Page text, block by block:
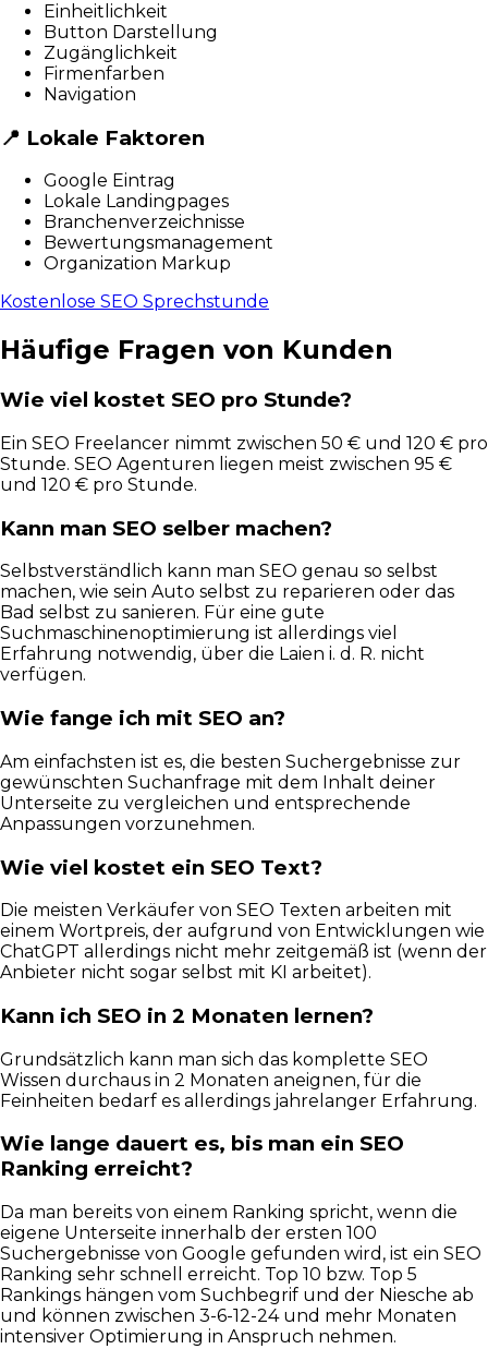
Einheitlichkeit
Button Darstellung
Zugänglichkeit
Firmenfarben
Navigation
📍 Lokale Faktoren
Google Eintrag
Lokale Landingpages
Branchenverzeichnisse
Bewertungsmanagement
Organization Markup
Kostenlose SEO Sprechstunde
Häufige Fragen von Kunden
Wie viel kostet SEO pro Stunde?
Ein SEO Freelancer nimmt zwischen 50 € und 120 € pro
Stunde. SEO Agenturen liegen meist zwischen 95 €
und 120 € pro Stunde.
Kann man SEO selber machen?
Selbstverständlich kann man SEO genau so selbst
machen, wie sein Auto selbst zu reparieren oder das
Bad selbst zu sanieren. Für eine gute
Suchmaschinenoptimierung ist allerdings viel
Erfahrung notwendig, über die Laien i. d. R. nicht
verfügen.
Wie fange ich mit SEO an?
Am einfachsten ist es, die besten Suchergebnisse zur
gewünschten Suchanfrage mit dem Inhalt deiner
Unterseite zu vergleichen und entsprechende
Anpassungen vorzunehmen.
Wie viel kostet ein SEO Text?
Die meisten Verkäufer von SEO Texten arbeiten mit
einem Wortpreis, der aufgrund von Entwicklungen wie
ChatGPT allerdings nicht mehr zeitgemäß ist (wenn der
Anbieter nicht sogar selbst mit KI arbeitet).
Kann ich SEO in 2 Monaten lernen?
Grundsätzlich kann man sich das komplette SEO
Wissen durchaus in 2 Monaten aneignen, für die
Feinheiten bedarf es allerdings jahrelanger Erfahrung.
Wie lange dauert es, bis man ein SEO
Ranking erreicht?
Da man bereits von einem Ranking spricht, wenn die
eigene Unterseite innerhalb der ersten 100
Suchergebnisse von Google gefunden wird, ist ein SEO
Ranking sehr schnell erreicht. Top 10 bzw. Top 5
Rankings hängen vom Suchbegrif und der Niesche ab
und können zwischen 3-6-12-24 und mehr Monaten
intensiver Optimierung in Anspruch nehmen.